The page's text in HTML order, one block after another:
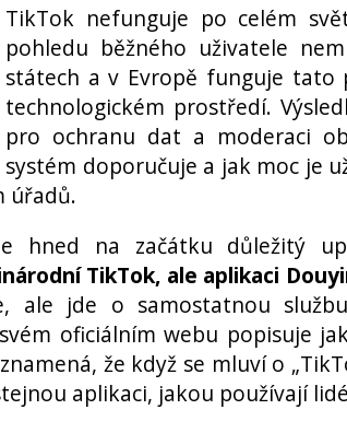
TikTok nefunguje po celém
pohledu běžného uživatele
státech a v Evropě funguje
technologickém prostředí.
pro ochranu dat a moderaci
systém doporučuje a jak moc je
úřadů.
hned na začátku důležitý
TikTok, ale aplikaci
ale jde o samostatnou
oficiálním webu popisuje
že když se mluví o
aplikaci, jakou používají